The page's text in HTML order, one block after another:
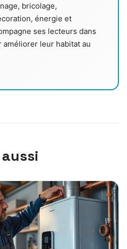
bricolage,
énergie et
ses lecteurs dans
leur habitat au